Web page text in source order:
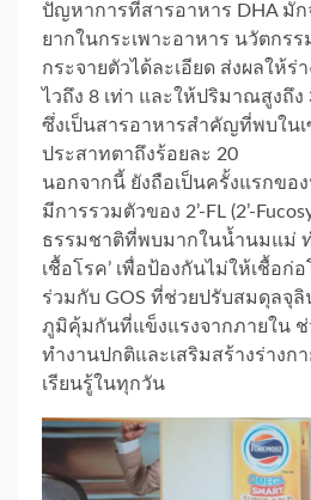
ปัญหาการที่สารอาหาร DHA มั
ยากในกระเพาะอาหาร นวัตกร
กระจายตัวได้ละเอียด ส่งผลให้ร่
ไวถึง 8 เท่า และให้ปริมาณสูงถึ
ซึ่งเป็นสารอาหารสำคัญที่พบใน
ประสาทตาถึงร้อยละ 20
นอกจากนี้ ยังถือเป็นครั้งแรกขอ
มีการรวมตัวของ 2’-FL (2’-
ธรรมชาติที่พบมากในน้ำนมแม่
เชื้อโรค’ เพื่อป้องกันไม่ให้เชื้อก่
ร่วมกับ GOS ที่ช่วยปรับสมดุลจุ
ภูมิคุ้มกันที่แข็งแรงจากภายใน ช่
ทำงานปกติและเสริมสร้างร่างก
เรียนรู้ในทุกวัน